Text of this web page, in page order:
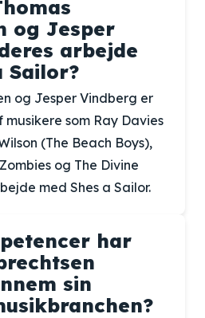
og Jesper
arbejde
Sailor?
og Jesper Vindberg er
som Ray Davies
(The Beach Boys),
og The Divine
med Shes a Sailor.
har
sin